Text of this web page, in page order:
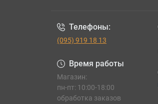
Телефоны:
(095) 919 18 13
Время работы
Магазин:
пн-пт: 10:00-18:00
обработка заказов